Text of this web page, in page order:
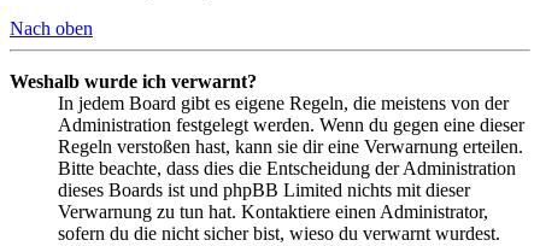
Nach oben
Weshalb wurde ich verwarnt?
In jedem Board gibt es eigene Regeln, die meistens von der
Administration festgelegt werden. Wenn du gegen eine dieser
Regeln verstoßen hast, kann sie dir eine Verwarnung erteilen.
Bitte beachte, dass dies die Entscheidung der Administration
dieses Boards ist und phpBB Limited nichts mit dieser
Verwarnung zu tun hat. Kontaktiere einen Administrator,
sofern du die nicht sicher bist, wieso du verwarnt wurdest.